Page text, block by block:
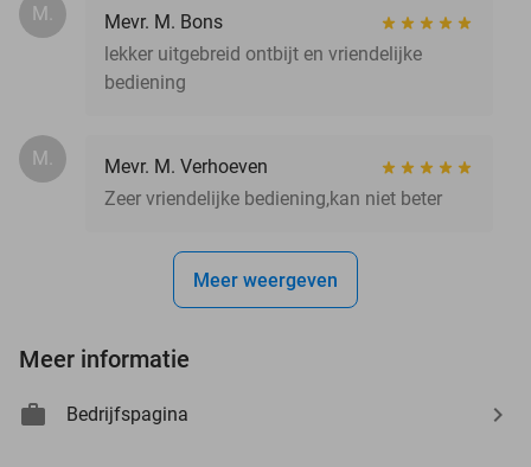
M.
Mevr. M. Bons
lekker uitgebreid ontbijt en vriendelijke
bediening
M.
Mevr. M. Verhoeven
Zeer vriendelijke bediening,kan niet beter
Meer weergeven
Meer informatie
Bedrijfspagina